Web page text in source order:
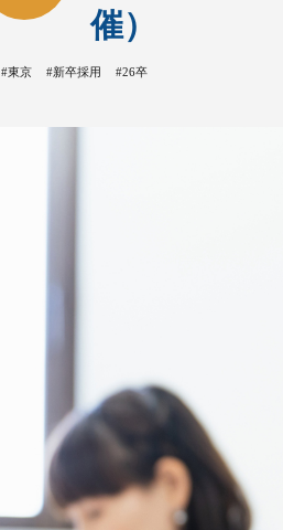
催）
#東京 #新卒採用 #26卒